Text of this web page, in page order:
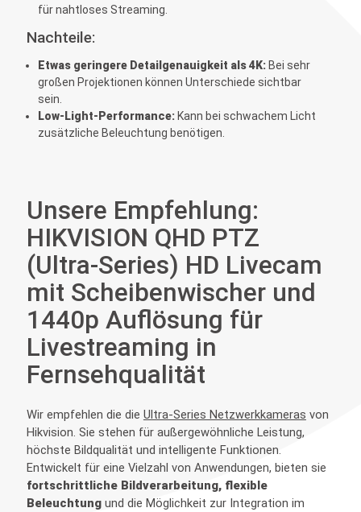
für nahtloses Streaming.
Nachteile:
Etwas geringere Detailgenauigkeit als 4K:Bei sehr
großen Projektionen können Unterschiede sichtbar
sein.
Low-Light-Performance:Kann bei schwachem Licht
zusätzliche Beleuchtung benötigen.
Unsere Empfehlung:
HIKVISION QHD PTZ
(Ultra-Series) HD Livecam
mit Scheibenwischer und
1440p Auflösung für
Livestreaming in
Fernsehqualität
Wir empfehlen die die Ultra-Series Netzwerkkameras von
Hikvision. Sie stehen für außergewöhnliche Leistung,
höchste Bildqualität und intelligente Funktionen.
Entwickelt für eine Vielzahl von Anwendungen, bieten sie
fortschrittliche Bildverarbeitung, flexible
Beleuchtungund die Möglichkeit zur Integration im